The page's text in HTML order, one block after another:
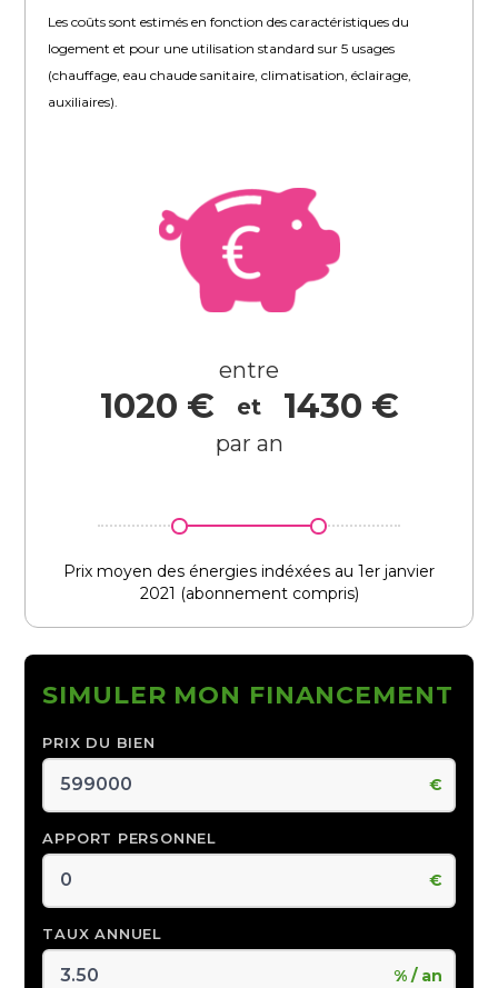
Les coûts sont estimés en fonction des caractéristiques du
logement et pour une utilisation standard sur 5 usages
(chauffage, eau chaude sanitaire, climatisation, éclairage,
auxiliaires).
entre
1020 € et 1430 €
par an
Prix moyen des énergies indéxées au 1er janvier
2021 (abonnement compris)
SIMULER MON FINANCEMENT
PRIX DU BIEN
€
APPORT PERSONNEL
€
TAUX ANNUEL
% / an